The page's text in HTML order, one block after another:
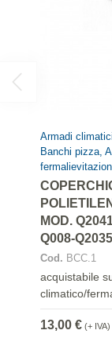
Armadi
Banchi pizza,
MOD.
Q008-
Cod. BCC.1
acquistabile
climatico/
13,00 € (+ IVA)